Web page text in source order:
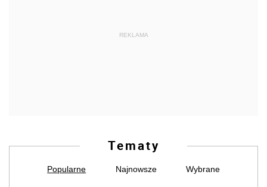
REKLAMA
Tematy
Popularne Najnowsze Wybrane